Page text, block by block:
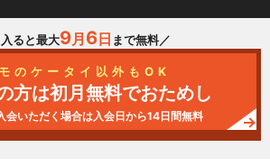
ると最大9月 6日 まで無料／
のケータイ以外もOK
方は初月無料でおためし
会いただく場合は入会日から14日間無料